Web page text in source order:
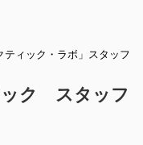
ィック・ラボ」スタッフ
ック スタッフ